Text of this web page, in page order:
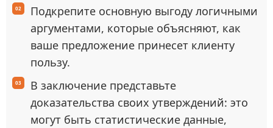
Подкрепите основную выгоду логичными
аргументами, которые объясняют, как
ваше предложение принесет клиенту
пользу.
В заключение представьте
доказательства своих утверждений: это
могут быть статистические данные,